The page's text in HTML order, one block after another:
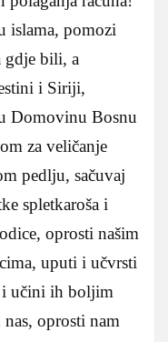
islama, pomozi
gdje bili, a
i Siriji,
Domovinu Bosnu
za veličanje
pedlju, sačuvaj
spletkaroša i
oprosti našim
uputi i učvrsti
i učini ih boljim
oprosti nam